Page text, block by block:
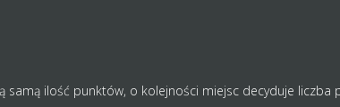
samą ilość punktów, o kolejności miejsc decyduje liczba